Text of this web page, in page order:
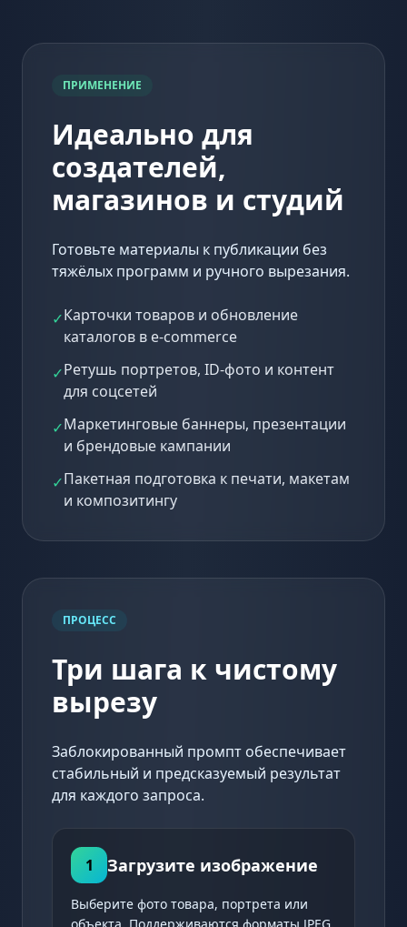
ПРИМЕНЕНИЕ
Идеально для
создателей,
магазинов и студий
Готовьте материалы к публикации без
тяжёлых программ и ручного вырезания.
✓Карточки товаров и обновление
каталогов в e-commerce
✓Ретушь портретов, ID-фото и контент
для соцсетей
✓Маркетинговые баннеры, презентации
и брендовые кампании
✓Пакетная подготовка к печати, макетам
и композитингу
ПРОЦЕСС
Три шага к чистому
вырезу
Заблокированный промпт обеспечивает
стабильный и предсказуемый результат
для каждого запроса.
1 Загрузите изображение
Выберите фото товара, портрета или